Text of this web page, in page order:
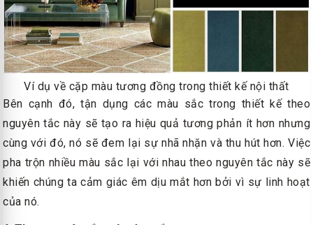
Ví dụ về cặp màu tương đồng trong thiết kế nội thất
Bên cạnh đó, tận dụng các màu sắc trong thiết kế theo
nguyên tắc này sẽ tạo ra hiệu quả tương phản ít hơn nhưng
cùng với đó, nó sẽ đem lại sự nhã nhặn và thu hút hơn. Việc
pha trộn nhiều màu sắc lại với nhau theo nguyên tắc này sẽ
khiến chúng ta cảm giác êm dịu mắt hơn bởi vì sự linh hoạt
của nó.